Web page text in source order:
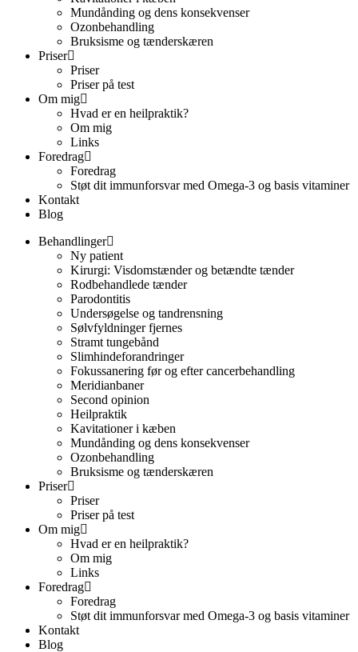
Mundånding og dens konsekvenser
Ozonbehandling
Bruksisme og tænderskæren
Priser
Priser
Priser på test
Om mig
Hvad er en heilpraktik?
Om mig
Links
Foredrag
Foredrag
Støt dit immunforsvar med Omega-3 og basis vitaminer
Kontakt
Blog
Behandlinger
Ny patient
Kirurgi: Visdomstænder og betændte tænder
Rodbehandlede tænder
Parodontitis
Undersøgelse og tandrensning
Sølvfyldninger fjernes
Stramt tungebånd
Slimhindeforandringer
Fokussanering før og efter cancerbehandling
Meridianbaner
Second opinion
Heilpraktik
Kavitationer i kæben
Mundånding og dens konsekvenser
Ozonbehandling
Bruksisme og tænderskæren
Priser
Priser
Priser på test
Om mig
Hvad er en heilpraktik?
Om mig
Links
Foredrag
Foredrag
Støt dit immunforsvar med Omega-3 og basis vitaminer
Kontakt
Blog